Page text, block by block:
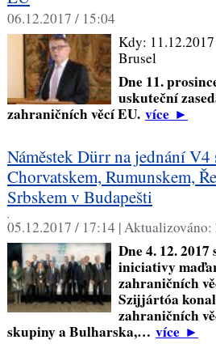
06.12.2017 / 15:04
Kdy:
Brusel
Dne 11.
uskuteční
zahraničních věcí EU. více►
Náměstek Dürr na jednání V4
Chorvatskem, Rumunskem,
Srbskem v Budapešti
,
05.12.2017 / 17:14 |Aktualizováno:
Dne 4. 12.
iniciativy
zahraničních
Szijjártóa
zahraničních
skupiny a Bulharska,… více►